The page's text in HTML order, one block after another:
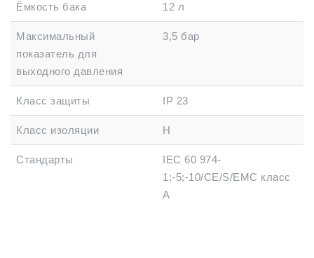
Ёмкость бака 12 л
Максимальный
показатель для
выходного давления
3,5 бар
Класс защиты IP 23
Класс изоляции H
Стандарты
IEC 60 974-
1;-5;-10/CE/S/EMC класс
А